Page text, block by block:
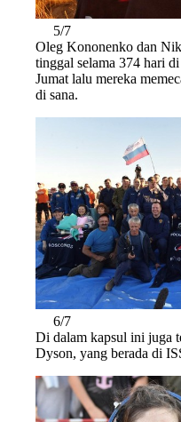
5/7
Oleg Kononenko dan
tinggal selama 374 hari
Jumat lalu mereka
di sana.
6/7
Di dalam kapsul ini juga
Dyson, yang berada di